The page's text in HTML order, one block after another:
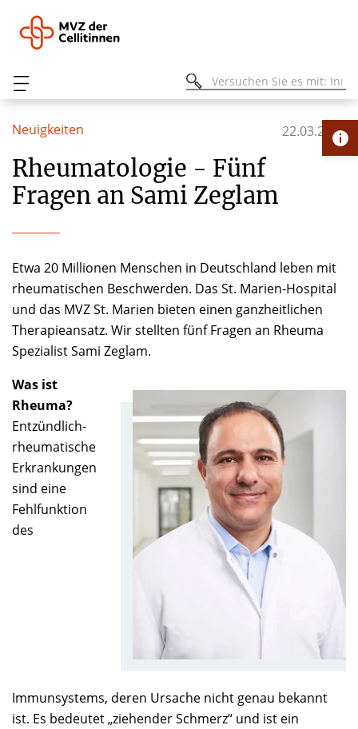
Neuigkeiten 22.03.2021
Rheumatologie - Fünf
Fragen an Sami Zeglam
Etwa 20 Millionen Menschen in Deutschland leben mit
rheumatischen Beschwerden. Das St. Marien-Hospital
und das MVZ St. Marien bieten einen ganzheitlichen
Therapieansatz. Wir stellten fünf Fragen an Rheuma
Spezialist Sami Zeglam.
Was ist
Rheuma?
Entzündlich-
rheumatische
Erkrankungen
sind eine
Fehlfunktion
des
Immunsystems, deren Ursache nicht genau bekannt
ist. Es bedeutet „ziehender Schmerz“ und ist ein